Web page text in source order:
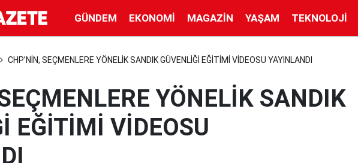
GÜNDEM EKONOMI MAGAZIN YAŞAM TEKNOLOJI
CHP’NİN, SEÇMENLERE YÖNELİK SANDIK GÜVENLİĞİ EĞİTİMİ VİDEOSU YAYINLANDI
YÖNELİK SANDIK
EĞİTİMİ VİDEOSU